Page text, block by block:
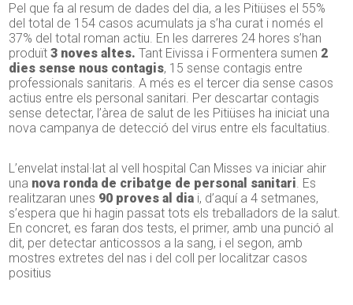
Pel que fa al resum de dades del dia, a les Pitiüses el 55%
del total de 154 casos acumulats ja s’ha curat i només el
37% del total roman actiu. En les darreres 24 hores s’han
produït3 noves altes. Tant Eivissa i Formentera sumen 2
dies sense nous contagis, 15 sense contagis entre
professionals sanitaris. A més es el tercer dia sense casos
actius entre els personal sanitari. Per descartar contagis
sense detectar, l’àrea de salut de les Pitiüses ha iniciat una
nova campanya de detecció del virus entre els facultatius.
L’envelat instal·lat al vell hospital Can Misses va iniciar ahir
una nova ronda de cribatge de personal sanitari. Es
realitzaran unes 90 proves al dia i, d’aquí a 4 setmanes,
s’espera que hi hagin passat tots els treballadors de la salut.
En concret, es faran dos tests, el primer, amb una punció al
dit, per detectar anticossos a la sang, i el segon, amb
mostres extretes del nas i del coll per localitzar casos
positius